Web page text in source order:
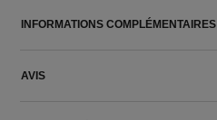
INFORMATIONS COMPLÉMENTAIRES
AVIS